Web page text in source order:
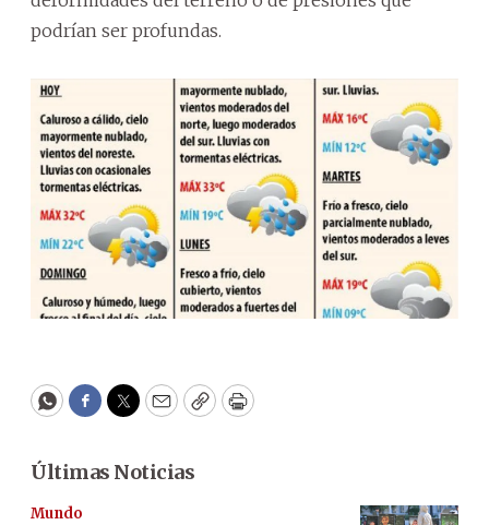
podrían ser profundas.
WhatsApp
Facebook
Twitter
EmailCopyPrint
Últimas Noticias
Mundo